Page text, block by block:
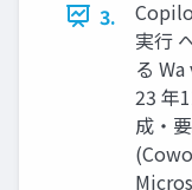
3.
実行
る
23 年
成・